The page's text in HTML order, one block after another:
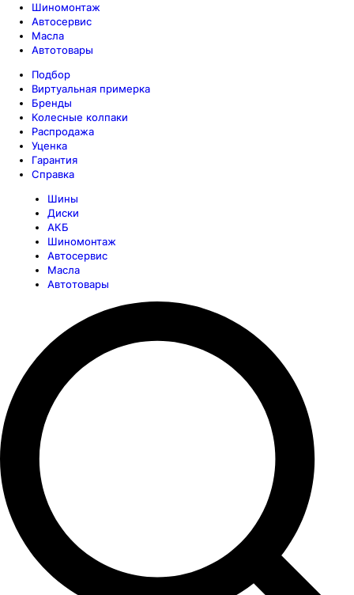
Шиномонтаж
Автосервис
Масла
Автотовары
Подбор
Виртуальная примерка
Бренды
Колесные колпаки
Распродажа
Уценка
Гарантия
Справка
Шины
Диски
АКБ
Шиномонтаж
Автосервис
Масла
Автотовары